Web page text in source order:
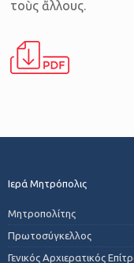
τοὺς ἄλλους.
Ιερά Μητρόπολις
Μητροπολίτης
Πρωτοσύγκελλος
Γενικός Αρχιερατικός